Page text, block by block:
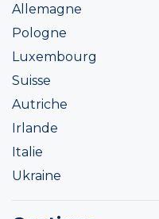
Allemagne
Pologne
Luxembourg
Suisse
Autriche
Irlande
Italie
Ukraine